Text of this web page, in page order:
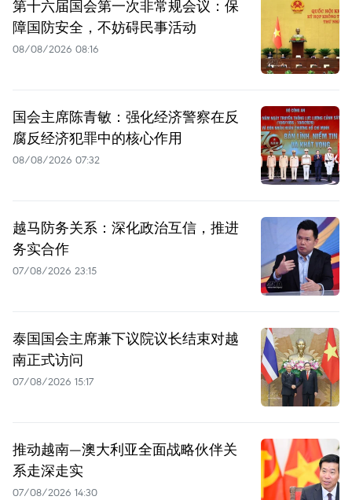
第十六届国会第一次非常规会议：保
障国防安全，不妨碍民事活动
08/08/2026 08:16
国会主席陈青敏：强化经济警察在反
腐反经济犯罪中的核心作用
08/08/2026 07:32
越马防务关系：深化政治互信，推进
务实合作
07/08/2026 23:15
泰国国会主席兼下议院议长结束对越
南正式访问
07/08/2026 15:17
推动越南—澳大利亚全面战略伙伴关
系走深走实
07/08/2026 14:30